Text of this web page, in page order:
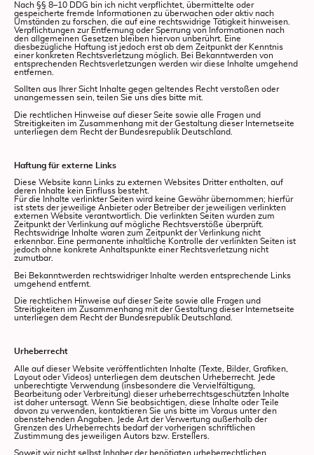
Nach §§ 8–10 DDG bin ich nicht verpflichtet, übermittelte oder
gespeicherte fremde Informationen zu überwachen oder aktiv nach
Umständen zu forschen, die auf eine rechtswidrige Tätigkeit hinweisen.
Verpflichtungen zur Entfernung oder Sperrung von Informationen nach
den allgemeinen Gesetzen bleiben hiervon unberührt. Eine
diesbezügliche Haftung ist jedoch erst ab dem Zeitpunkt der Kenntnis
einer konkreten Rechtsverletzung möglich. Bei Bekanntwerden von
entsprechenden Rechtsverletzungen werden wir diese Inhalte umgehend
entfernen.
Sollten aus Ihrer Sicht Inhalte gegen geltendes Recht verstoßen oder
unangemessen sein, teilen Sie uns dies bitte mit.
Die rechtlichen Hinweise auf dieser Seite sowie alle Fragen und
Streitigkeiten im Zusammenhang mit der Gestaltung dieser Internetseite
unterliegen dem Recht der Bundesrepublik Deutschland.
Haftung für externe Links
Diese Website kann Links zu externen Websites Dritter enthalten, auf
deren Inhalte kein Einfluss besteht.
Für die Inhalte verlinkter Seiten wird keine Gewähr übernommen; hierfür
ist stets der jeweilige Anbieter oder Betreiber der jeweiligen verlinkten
externen Website verantwortlich. Die verlinkten Seiten wurden zum
Zeitpunkt der Verlinkung auf mögliche Rechtsverstöße überprüft.
Rechtswidrige Inhalte waren zum Zeitpunkt der Verlinkung nicht
erkennbar. Eine permanente inhaltliche Kontrolle der verlinkten Seiten ist
jedoch ohne konkrete Anhaltspunkte einer Rechtsverletzung nicht
zumutbar.
Bei Bekanntwerden rechtswidriger Inhalte werden entsprechende Links
umgehend entfernt.
Die rechtlichen Hinweise auf dieser Seite sowie alle Fragen und
Streitigkeiten im Zusammenhang mit der Gestaltung dieser Internetseite
unterliegen dem Recht der Bundesrepublik Deutschland.
Urheberrecht
Alle auf dieser Website veröffentlichten Inhalte (Texte, Bilder, Grafiken,
Layout oder Videos) unterliegen dem deutschen Urheberrecht. Jede
unberechtigte Verwendung (insbesondere die Vervielfältigung,
Bearbeitung oder Verbreitung) dieser urheberrechtsgeschützten Inhalte
ist daher untersagt. Wenn Sie beabsichtigen, diese Inhalte oder Teile
davon zu verwenden, kontaktieren Sie uns bitte im Voraus unter den
obenstehenden Angaben. Jede Art der Verwertung außerhalb der
Grenzen des Urheberrechts bedarf der vorherigen schriftlichen
Zustimmung des jeweiligen Autors bzw. Erstellers.
Soweit wir nicht selbst Inhaber der benötigten urheberrechtlichen